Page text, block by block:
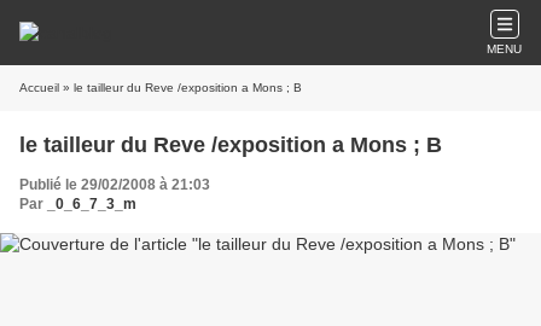
MENU
Accueil » le tailleur du Reve /exposition a Mons ; B
le tailleur du Reve /exposition a Mons ; B
Publié le 29/02/2008 à 21:03
Par
_0_6_7_3_m